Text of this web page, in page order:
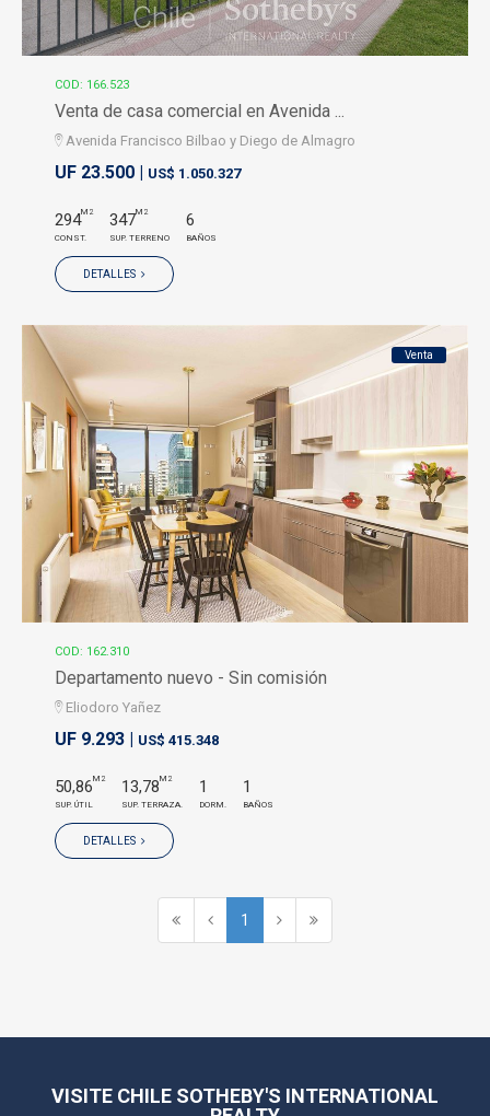
COD: 166.523
Venta de casa comercial en Avenida ...
Avenida Francisco Bilbao y Diego de Almagro
UF 23.500 | US$ 1.050.327
294M2
CONST.
347M2
SUP. TERRENO
6
BAÑOS
DETALLES
Venta
COD: 162.310
Departamento nuevo - Sin comisión
Eliodoro Yañez
UF 9.293 | US$ 415.348
50,86M2
SUP. ÚTIL
13,78M2
SUP. TERRAZA.
1
DORM.
1
BAÑOS
DETALLES
1
VISITE CHILE SOTHEBY'S INTERNATIONAL